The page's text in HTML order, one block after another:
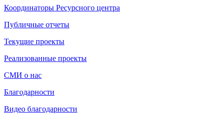
Координаторы Ресурсного центра
Публичные отчеты
Текущие проекты
Реализованные проекты
СМИ о нас
Благодарности
Видео благодарности